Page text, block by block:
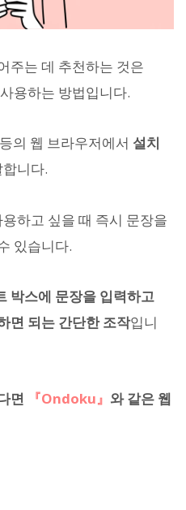
주는 데 추천하는 것은
용하는 방법입니다.
의 웹 브라우저에서 설치
니다.
하고 싶을 때 즉시 문장을
있습니다.
박스에 문장을 입력하고
면 되는 간단한 조작입니
면 『Ondoku』 와 같은 웹